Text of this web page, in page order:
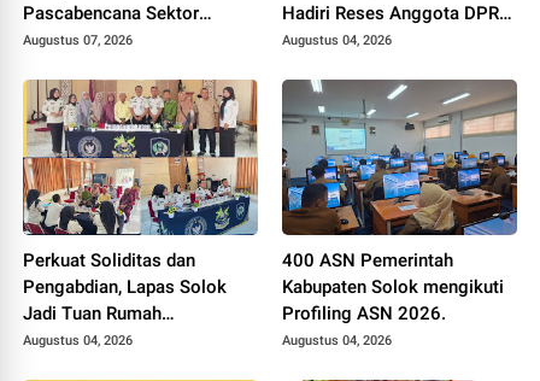
Pascabencana Sektor
Pertanian Kabupaten Solok,
dari 13 Menjadi 74 Unit.
Augustus 07, 2026
Hadiri Reses Anggota DPR
RI H. Zigo Rolanda
Augustus 04, 2026
Perkuat Soliditas dan
Pengabdian, Lapas Solok
Jadi Tuan Rumah
Musyawarah Pembentukan
Augustus 04, 2026
400 ASN Pemerintah
Kabupaten Solok mengikuti
Profiling ASN 2026.
Augustus 04, 2026